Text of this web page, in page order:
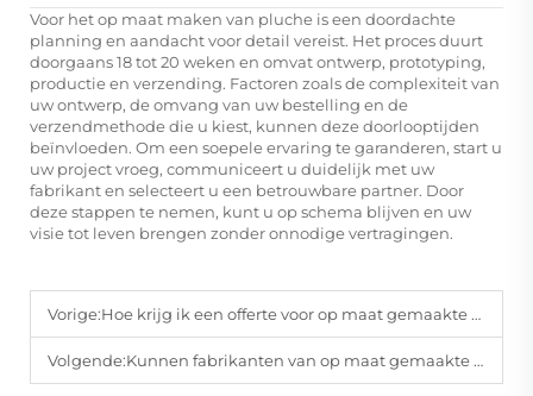
Voor het op maat maken van pluche is een doordachte
planning en aandacht voor detail vereist. Het proces duurt
doorgaans 18 tot 20 weken en omvat ontwerp, prototyping,
productie en verzending. Factoren zoals de complexiteit van
uw ontwerp, de omvang van uw bestelling en de
verzendmethode die u kiest, kunnen deze doorlooptijden
beïnvloeden. Om een soepele ervaring te garanderen, start u
uw project vroeg, communiceert u duidelijk met uw
fabrikant en selecteert u een betrouwbare partner. Door
deze stappen te nemen, kunt u op schema blijven en uw
visie tot leven brengen zonder onnodige vertragingen.
Vorige:Hoe krijg ik een offerte voor op maat gemaakte pluchen speelgoed?
Volgende:Kunnen fabrikanten van op maat gemaakte pluchen speelgoed voldoen aan de veiligheidsnormen voor kinderen?